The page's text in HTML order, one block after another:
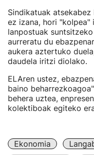
Sindikatuak
ez izana, hori
lanpostuak
aurreratu du
aukera aztertuko
daudela iritzi diolako.
ELAren ustez,
baino
behera uztea,
kolektiboak egiteko
Ekonomia